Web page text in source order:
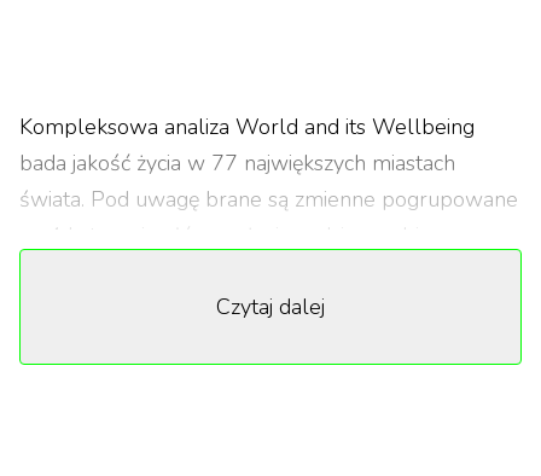
Kompleksowa analiza World and its Wellbeing
bada jakość życia w 77 największych miastach
świata. Pod uwagę brane są zmienne pogrupowane
na 4 kategorie główne: życie codzienne, biznes,
Na każdą z nich składa się kilka niezależnych od
siebie czynników – np. w kategorii „bezpieczeństwo”
Czytaj dalej